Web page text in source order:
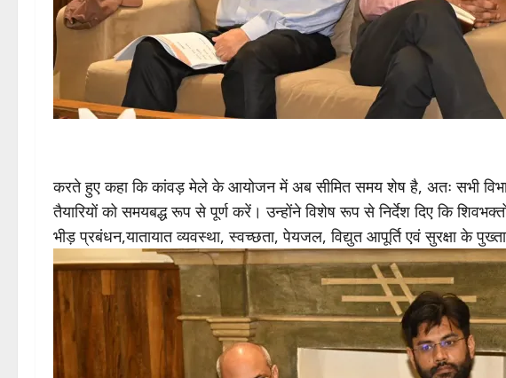
करते हुए कहा कि कांवड़ मेले के आयोजन में अब सीमित समय शेष है, अतः सभी
तैयारियों को समयबद्ध रूप से पूर्ण करें। उन्होंने विशेष रूप से निर्देश दिए कि
भीड़ प्रबंधन,यातायात व्यवस्था, स्वच्छता, पेयजल, विद्युत आपूर्ति एवं सुरक्षा के